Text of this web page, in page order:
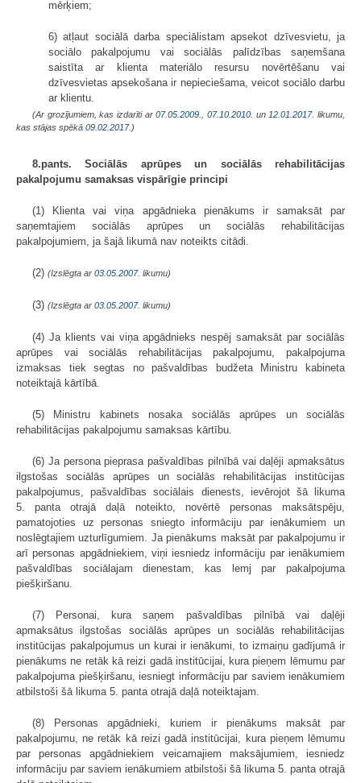
mērķiem;
6) atļaut sociālā darba speciālistam apsekot dzīvesvietu, ja
sociālo pakalpojumu vai sociālās palīdzības saņemšana
saistīta ar klienta materiālo resursu novērtēšanu vai
dzīvesvietas apsekošana ir nepieciešama, veicot sociālo darbu
ar klientu.
(Ar grozījumiem, kas izdarīti ar07.05.2009. ,07.10.2010. un 12.01.2017. likumu,
kas stājas spēkā 09.02.2017. )
8.pants. Sociālās aprūpes un sociālās rehabilitācijas
pakalpojumu samaksas vispārīgie principi
(1) Klienta vai viņa apgādnieka pienākums ir samaksāt par
saņemtajiem sociālās aprūpes un sociālās rehabilitācijas
pakalpojumiem, ja šajā likumā nav noteikts citādi.
(2) (Izslēgta ar 03.05.2007. likumu)
(3) (Izslēgta ar 03.05.2007. likumu)
(4) Ja klients vai viņa apgādnieks nespēj samaksāt par sociālās
aprūpes vai sociālās rehabilitācijas pakalpojumu, pakalpojuma
izmaksas tiek segtas no pašvaldības budžeta Ministru kabineta
noteiktajā kārtībā.
(5) Ministru kabinets nosaka sociālās aprūpes un sociālās
rehabilitācijas pakalpojumu samaksas kārtību.
(6) Ja persona pieprasa pašvaldības pilnībā vai daļēji apmaksātus
ilgstošas sociālās aprūpes un sociālās rehabilitācijas institūcijas
pakalpojumus, pašvaldības sociālais dienests, ievērojot šā likuma
5. panta otrajā daļā noteikto, novērtē personas maksātspēju,
pamatojoties uz personas sniegto informāciju par ienākumiem un
noslēgtajiem uzturlīgumiem. Ja pienākums maksāt par pakalpojumu ir
arī personas apgādniekiem, viņi iesniedz informāciju par ienākumiem
pašvaldības sociālajam dienestam, kas lemj par pakalpojuma
piešķiršanu.
(7) Personai, kura saņem pašvaldības pilnībā vai daļēji
apmaksātus ilgstošas sociālās aprūpes un sociālās rehabilitācijas
institūcijas pakalpojumus un kurai ir ienākumi, to izmaiņu gadījumā ir
pienākums ne retāk kā reizi gadā institūcijai, kura pieņem lēmumu par
pakalpojuma piešķiršanu, iesniegt informāciju par saviem ienākumiem
atbilstoši šā likuma 5. panta otrajā daļā noteiktajam.
(8) Personas apgādnieki, kuriem ir pienākums maksāt par
pakalpojumu, ne retāk kā reizi gadā institūcijai, kura pieņem lēmumu
par personas apgādniekiem veicamajiem maksājumiem, iesniedz
informāciju par saviem ienākumiem atbilstoši šā likuma 5. panta otrajā